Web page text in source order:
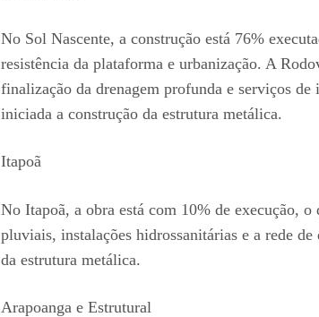
No Sol Nascente, a construção está 76%
resistência da plataforma e urbanização. A
finalização da drenagem profunda e serviços
iniciada a construção da estrutura metálica.
Itapoã
No Itapoã, a obra está com 10% de execução,
pluviais, instalações hidrossanitárias e a rede
da estrutura metálica.
Arapoanga e Estrutural